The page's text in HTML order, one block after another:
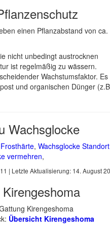
einen Pflanzabstand von ca.
nicht unbedingt austrocknen
ist regelmäßig zu wässern.
Wachstumsfaktor. Es
und organischen Dünger
Wachsglocke
, Wachsglocke Standort
vermehren,
| Letzte Aktualisierung: 14. August
Kirengeshoma
Kirengeshoma
Übersicht Kirengeshoma